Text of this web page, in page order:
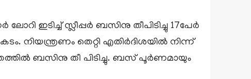
ഇടിച്ച് സ്ലീപ്പർ ബസിനു തീപിടിച്ചു 17പേർ
നിയന്ത്രണം തെറ്റി എതിർദിശയിൽ നിന്ന്
ബസിനു തീ പിടിച്ചു. ബസ് പൂര്‍ണമായും